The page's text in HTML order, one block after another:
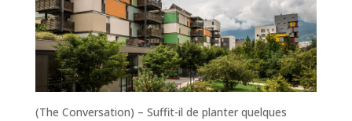
(The Conversation) – Suffit-il de planter quelques